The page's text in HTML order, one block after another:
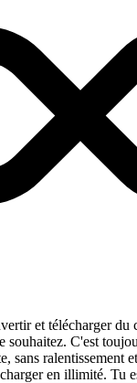
et télécharger du
souhaitez. C'est
sans ralentissement
en illimité. Tu